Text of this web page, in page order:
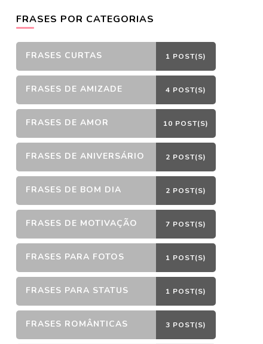
FRASES POR CATEGORIAS
FRASES CURTAS 1 POST(S)
FRASES DE AMIZADE 4 POST(S)
FRASES DE AMOR 10 POST(S)
FRASES DE ANIVERSÁRIO 2 POST(S)
FRASES DE BOM DIA 2 POST(S)
FRASES DE MOTIVAÇÃO 7 POST(S)
FRASES PARA FOTOS 1 POST(S)
FRASES PARA STATUS 1 POST(S)
FRASES ROMÂNTICAS 3 POST(S)